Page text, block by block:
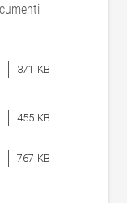
IP 54
371 KB
455 KB
767 KB